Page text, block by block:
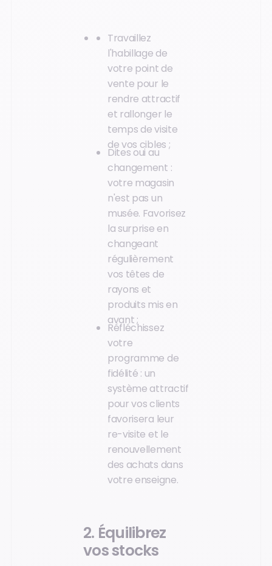
Travaillez
l'habillage de
votre point de
vente pour le
rendre attractif
et rallonger le
temps de visite
de vos cibles ;
Dites oui au
changement :
votre magasin
n'est pas un
musée. Favorisez
la surprise en
changeant
régulièrement
vos têtes de
rayons et
produits mis en
avant ;
Réfléchissez
votre
programme de
fidélité : un
système attractif
pour vos clients
favorisera leur
re-visite et le
renouvellement
des achats dans
votre enseigne.
2. Équilibrez
vos stocks